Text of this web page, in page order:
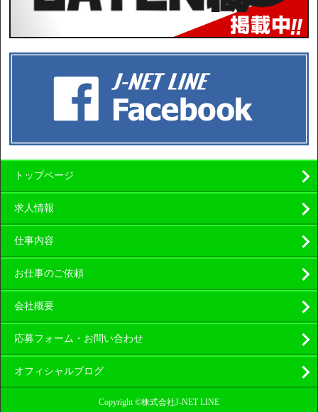
トップページ
求人情報
仕事内容
お仕事のご依頼
会社概要
応募フォーム・お問い合わせ
オフィシャルブログ
Copyright ©株式会社J-NET LINE